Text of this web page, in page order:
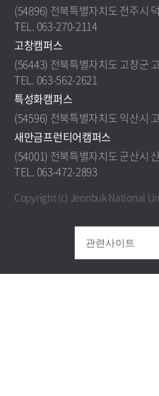
(54896) 전북특별자치도 전주시
TEL. 063-270-2114
고창캠퍼스
(56443) 전북특별자치도 고창군
TEL. 063-562-2621
특성화캠퍼스
(54596) 전북특별자치도 익산시
새만금프런티어캠퍼스
(54001) 전북특별자치도 군산시
TEL. 063-472-2893
Copyright (c) Jeonbuk National